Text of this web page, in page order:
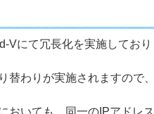
Vにて冗長化を実施しており
替わりが実施されますので、
おいても、同一のIPアドレス